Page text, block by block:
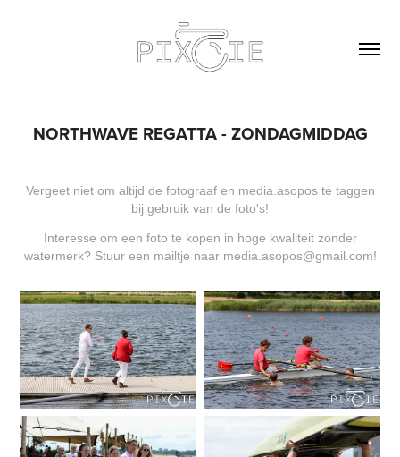
NORTHWAVE REGATTA - ZONDAGMIDDAG
Vergeet niet om altijd de fotograaf en media.asopos te taggen
bij gebruik van de foto's!
Interesse om een foto te kopen in hoge kwaliteit zonder
watermerk? Stuur een mailtje naar media.asopos@gmail.com!